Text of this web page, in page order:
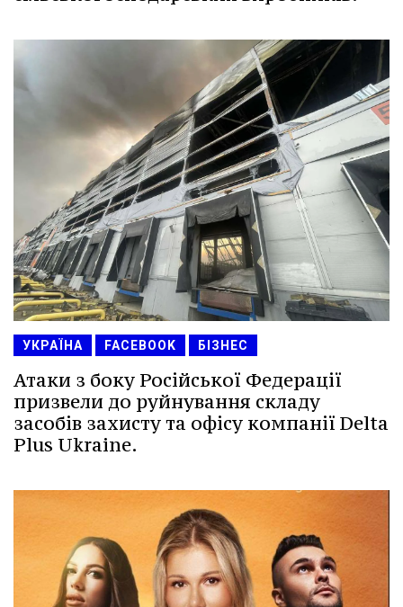
УКРАЇНА FACEBOOK БІЗНЕС
Атаки з боку Російської Федерації
призвели до руйнування складу
засобів захисту та офісу компанії Delta
Plus Ukraine.